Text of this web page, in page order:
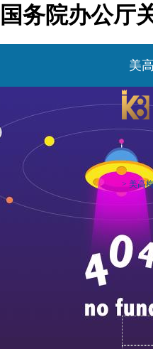
国务院办公厅
美
> 美高